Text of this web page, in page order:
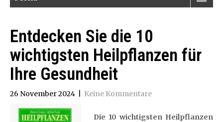
Entdecken Sie die 10
wichtigsten Heilpflanzen für
Ihre Gesundheit
26 November 2024 Keine Kommentare
Die 10 wichtigsten Heilpflanzen